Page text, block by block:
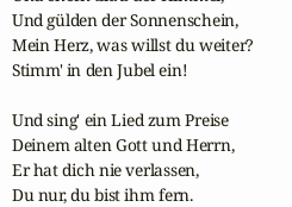
Und gülden der Sonnenschein,
Mein Herz, was willst du weiter?
Stimm' in den Jubel ein!
Und sing' ein Lied zum Preise
Deinem alten Gott und Herrn,
Er hat dich nie verlassen,
Du nur, du bist ihm fern.